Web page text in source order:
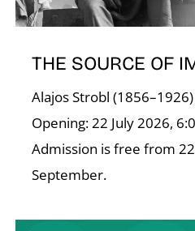
THE SOURCE OF
Alajos Strobl (1856–1926)
Opening: 22 July 2026,
Admission is free from
September.